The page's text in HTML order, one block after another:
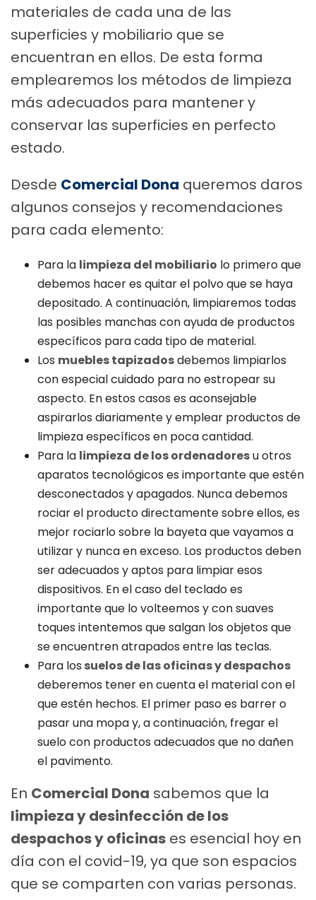
materiales de cada una de las
superficies y mobiliario que se
encuentran en ellos. De esta forma
emplearemos los métodos de limpieza
más adecuados para mantener y
conservar las superficies en perfecto
estado.
Desde Comercial Dona queremos daros
algunos consejos y recomendaciones
para cada elemento:
Para la limpieza del mobiliario lo primero que
debemos hacer es quitar el polvo que se haya
depositado. A continuación, limpiaremos todas
las posibles manchas con ayuda de productos
específicos para cada tipo de material.
Los muebles tapizadosdebemos limpiarlos
con especial cuidado para no estropear su
aspecto. En estos casos es aconsejable
aspirarlos diariamente y emplear productos de
limpieza específicos en poca cantidad.
Para la limpieza de los ordenadoresu otros
aparatos tecnológicos es importante que estén
desconectados y apagados. Nunca debemos
rociar el producto directamente sobre ellos, es
mejor rociarlo sobre la bayeta que vayamos a
utilizar y nunca en exceso. Los productos deben
ser adecuados y aptos para limpiar esos
dispositivos. En el caso del teclado es
importante que lo volteemos y con suaves
toques intentemos que salgan los objetos que
se encuentren atrapados entre las teclas.
Para los suelos de las oficinas y despachos
deberemos tener en cuenta el material con el
que estén hechos. El primer paso es barrer o
pasar una mopa y, a continuación, fregar el
suelo con productos adecuados que no dañen
el pavimento.
En Comercial Dona sabemos que la
limpieza y desinfección de los
despachos y oficinas es esencial hoy en
día con el covid-19, ya que son espacios
que se comparten con varias personas.